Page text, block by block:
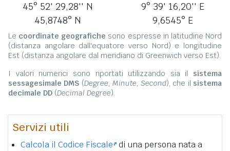
45° 52' 29,28'' N
45,8748° N
9° 39' 16,20'' E
9,6545° E
Le coordinate geografiche sono espresse in latitudine Nord
(distanza angolare dall'equatore verso Nord) e longitudine
Est (distanza angolare dal meridiano di Greenwich verso Est).
I valori numerici sono riportati utilizzando sia il sistema
sessagesimale DMS (Degree, Minute, Second), che il sistema
decimale DD (Decimal Degree).
Servizi utili
Calcola il Codice Fiscale di una persona nata a